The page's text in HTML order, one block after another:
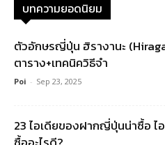
บทความยอดนิยม
ตัวอักษรญี่ปุ่น ฮิรางานะ
ตาราง+เทคนิควิธีจำ
Poi - Sep 23, 2025
23 ไอเดียของฝากญี่ปุ่นน่าซื้อ